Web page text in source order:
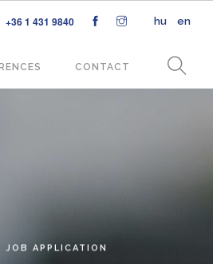
hu en
+36 1 431 9840
CONTACT
JOB APPLICATION